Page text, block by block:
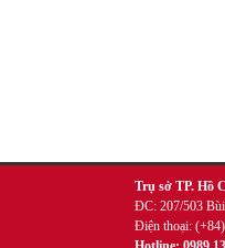
Trụ sở TP. Hồ
ĐC: 207/503
Điện thoại: